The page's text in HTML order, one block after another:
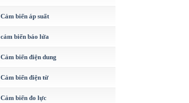
Cảm biến áp suất
cảm biến báo lửa
Cảm biến điện dung
Cảm biến điện từ
Cảm biến đo lực